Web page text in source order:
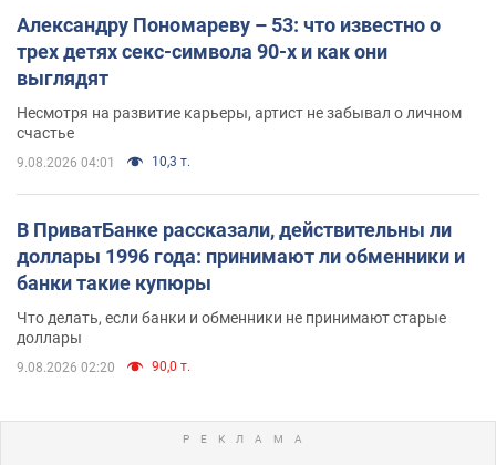
Александру Пономареву – 53: что известно о
трех детях секс-символа 90-х и как они
выглядят
Несмотря на развитие карьеры, артист не забывал о личном
счастье
9.08.2026 04:01 10,3 т.
В ПриватБанке рассказали, действительны ли
доллары 1996 года: принимают ли обменники и
банки такие купюры
Что делать, если банки и обменники не принимают старые
доллары
9.08.2026 02:20 90,0 т.